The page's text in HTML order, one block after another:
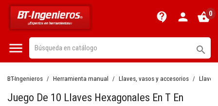
contact_support person shopping_basket0
 
BT-Ingenieros Herramienta manual Llaves, vasos y accesorios Llaves
Juego De 10 Llaves Hexagonales En T En